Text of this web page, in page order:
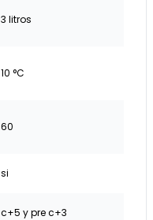
3 litros
10 °C
60
si
c+5 y pre c+3